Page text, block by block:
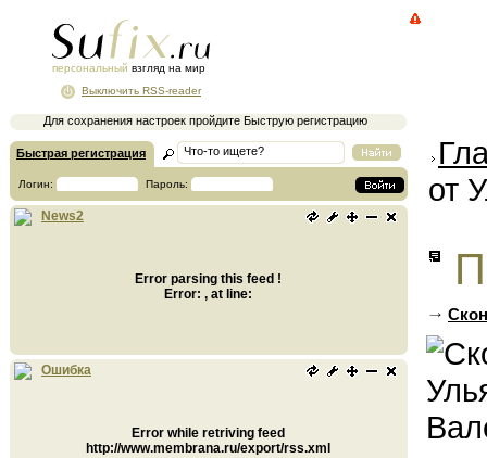
персональный взгляд на мир
Для сохранения настроек пройдите Быструю регистрацию
Выключить RSS-reader
Быстрая регистрация
Логин: Пароль:
News2
Error parsing this feed !
Error: , at line:
Ошибка
Error while retriving feed
http://www.membrana.ru/export/rss.xml
от